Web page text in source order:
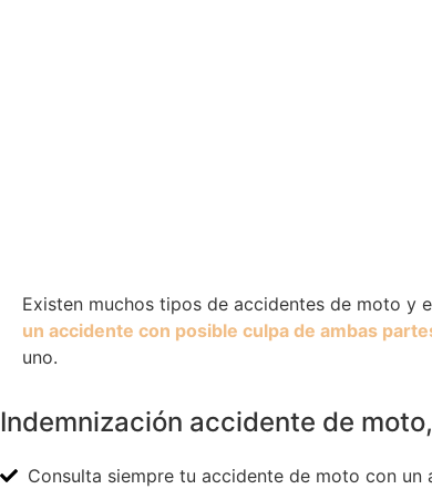
Existen muchos tipos de accidentes de moto y
un accidente con posible culpa de ambas
uno.
Indemnización accidente de
Consulta siempre tu accidente de moto con